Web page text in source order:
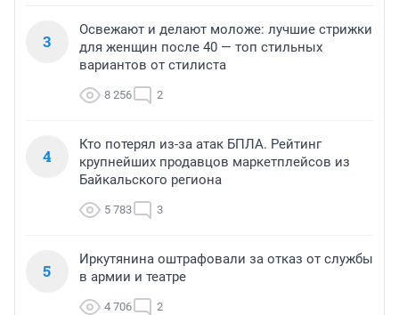
3
Освежают и делают моложе: лучшие стрижки
для женщин после 40 — топ стильных
вариантов от стилиста
8 256 2
4
Кто потерял из-за атак БПЛА. Рейтинг
крупнейших продавцов маркетплейсов из
Байкальского региона
5 783 3
5
Иркутянина оштрафовали за отказ от службы
в армии и театре
4 706 2